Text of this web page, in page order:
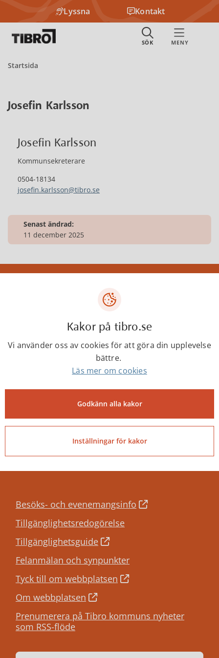
Lyssna Kontakt
Startsida
Josefin Karlsson
Josefin Karlsson
Kommunsekreterare
0504-18134
josefin.karlsson@tibro.se
Senast ändrad:
11 december 2025
Telefon: 0504-180 00
E-post: kommun@tibro.se
Organisationsnummer:
0007:2120001660
Besöks- och evenemangsinfo
Tillgänglighetsredogörelse
Tillgänglighetsguide
Felanmälan och synpunkter
Tyck till om webbplatsen
Om webbplatsen
Prenumerera på Tibro kommuns nyheter
som RSS-flöde
Kakor på tibro.se
Vi använder oss av cookies för att göra din upplevelse
bättre.
Läs mer om cookies
Godkänn alla kakor
Inställningar för kakor